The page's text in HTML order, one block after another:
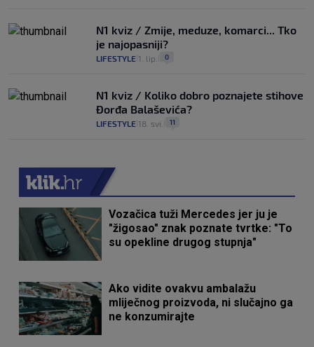
N1 kviz / Zmije, meduze, komarci... Tko
je najopasniji?
LIFESTYLE 1. lip. 0
N1 kviz / Koliko dobro poznajete stihove
Đorđa Balaševića?
LIFESTYLE 18. svi. 11
Vozačica tuži Mercedes jer ju je
"žigosao" znak poznate tvrtke: "To
su opekline drugog stupnja"
Ako vidite ovakvu ambalažu
mliječnog proizvoda, ni slučajno ga
ne konzumirajte